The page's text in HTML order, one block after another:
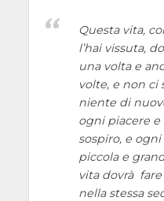
Questa vita,
l’hai vissuta,
una volta e
volte, e non ci
niente di
ogni piacere
sospiro, e
piccola e
vita dovrà
nella stessa